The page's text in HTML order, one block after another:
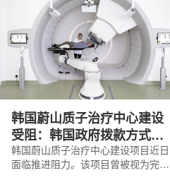
化，用于多种肿瘤诊疗。报告会上，
林国贤教授基于其团队多年的前沿探
索，系统梳理了针对前列腺癌靶点
PSMA的核药相关研究进展：一是F-
18标记PSMA靶向PET显像剂的分子
设计与临床优势;二是通过理性优化
分子结构，大幅提高Lu-177标记治
韩国蔚山质子治疗中心建设
受阻：韩国政府拨款方式调
整影响项目推进
韩国蔚山质子治疗中心建设项目近日
面临推进阻力。该项目曾被视为完善
韩国东南部区域癌症治疗体系的关键